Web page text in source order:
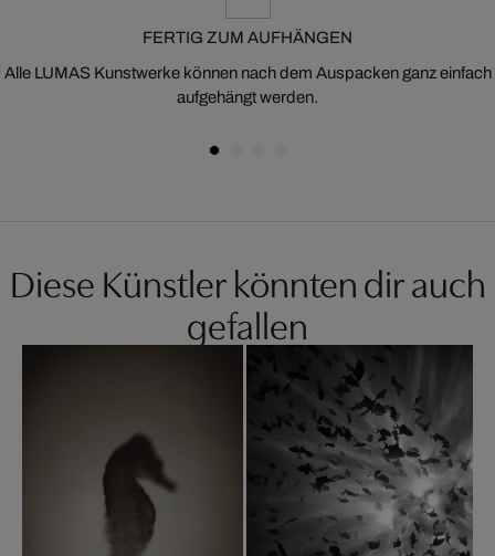
FERTIG ZUM AUFHÄNGEN
Alle LUMAS Kunstwerke können nach dem Auspacken ganz einfach
aufgehängt werden.
Diese Künstler könnten dir auch
gefallen